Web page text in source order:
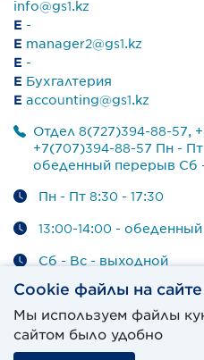
Cookie файлы на сайте
Мы используем файлы
сайтом было удобно
info@gs1.kz
E -
E manager2@gs1.kz
E -
E Бухгалтерия
E accounting@gs1.kz
Отдел 8(727)394-88-57,
+7(707)394-88-57 Пн - Пт
обеденный перерыв Сб
Пн - Пт 8:30 - 17:30
13:00-14:00 -
Сб - Вс - выходной